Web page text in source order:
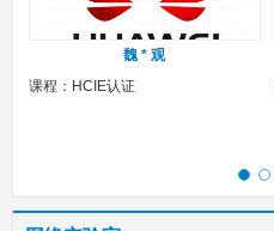
魏 * 观
课程：HCIE认证